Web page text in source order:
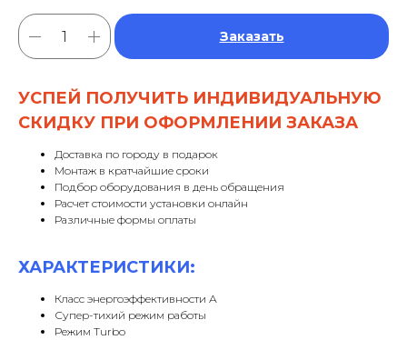
Заказать
УСПЕЙ ПОЛУЧИТЬ ИНДИВИДУАЛЬНУЮ
СКИДКУ ПРИ ОФОРМЛЕНИИ ЗАКАЗА
Доставка по городу в подарок
Монтаж в кратчайшие сроки
Подбор оборудования в день обращения
Расчет стоимости установки онлайн
Различные формы оплаты
ХАРАКТЕРИСТИКИ:
Класс энергоэффективности А
Супер-тихий режим работы
Режим Turbo